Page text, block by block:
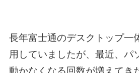
長年富士通のデスクトップ一
用していましたが、最近、パ